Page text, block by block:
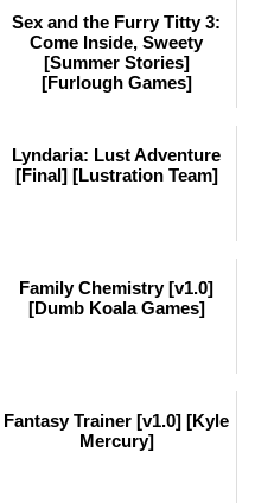
Sex and the Furry Titty 3:
Come Inside, Sweety
[Summer Stories]
[Furlough Games]
Lyndaria: Lust Adventure
[Final] [Lustration Team]
Family Chemistry [v1.0]
[Dumb Koala Games]
Fantasy Trainer [v1.0] [Kyle
Mercury]